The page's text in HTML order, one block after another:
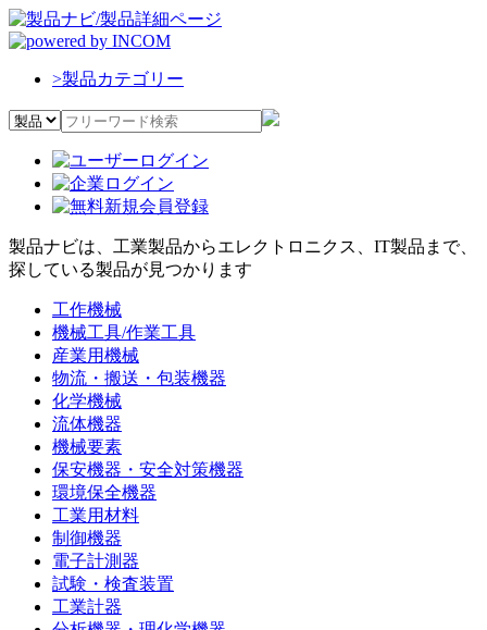
>製品カテゴリー
製品ナビは、工業製品からエレクトロニクス、IT製品まで、
探している製品が見つかります
工作機械
機械工具/作業工具
産業用機械
物流・搬送・包装機器
化学機械
流体機器
機械要素
保安機器・安全対策機器
環境保全機器
工業用材料
制御機器
電子計測器
試験・検査装置
工業計器